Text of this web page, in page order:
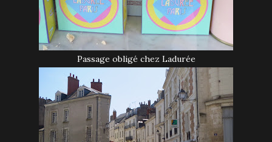
Passage obligé chez Ladurée